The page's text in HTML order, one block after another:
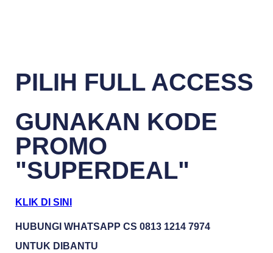
PILIH FULL ACCESS
GUNAKAN KODE
PROMO
"SUPERDEAL"
KLIK DI SINI
HUBUNGI WHATSAPP CS 0813 1214 7974
UNTUK DIBANTU